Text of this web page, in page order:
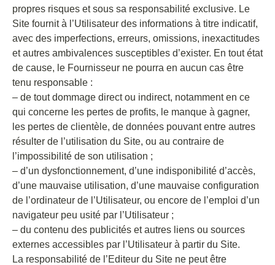
propres risques et sous sa responsabilité exclusive. Le
Site fournit à l’Utilisateur des informations à titre indicatif,
avec des imperfections, erreurs, omissions, inexactitudes
et autres ambivalences susceptibles d’exister. En tout état
de cause, le Fournisseur ne pourra en aucun cas être
tenu responsable :
– de tout dommage direct ou indirect, notamment en ce
qui concerne les pertes de profits, le manque à gagner,
les pertes de clientèle, de données pouvant entre autres
résulter de l’utilisation du Site, ou au contraire de
l’impossibilité de son utilisation ;
– d’un dysfonctionnement, d’une indisponibilité d’accès,
d’une mauvaise utilisation, d’une mauvaise configuration
de l’ordinateur de l’Utilisateur, ou encore de l’emploi d’un
navigateur peu usité par l’Utilisateur ;
– du contenu des publicités et autres liens ou sources
externes accessibles par l’Utilisateur à partir du Site.
La responsabilité de l’Editeur du Site ne peut être